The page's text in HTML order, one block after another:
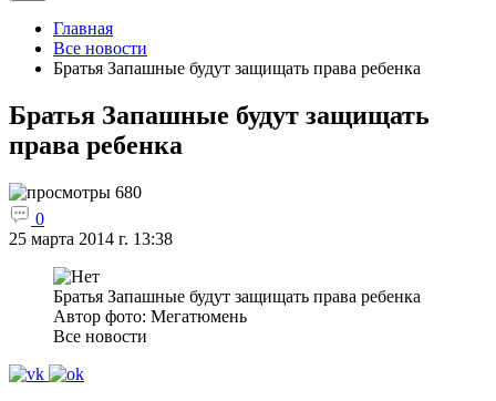
Главная
Все новости
Братья Запашные будут защищать права ребенка
Братья Запашные будут защищать
права ребенка
680
0
25 марта 2014 г. 13:38
Братья Запашные будут защищать права ребенка
Автор фото: Мегатюмень
Все новости